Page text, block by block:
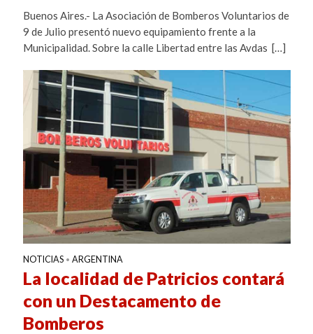
Buenos Aires.- La Asociación de Bomberos Voluntarios de
9 de Julio presentó nuevo equipamiento frente a la
Municipalidad. Sobre la calle Libertad entre las Avdas […]
NOTICIAS • ARGENTINA
La localidad de Patricios contará
con un Destacamento de
Bomberos